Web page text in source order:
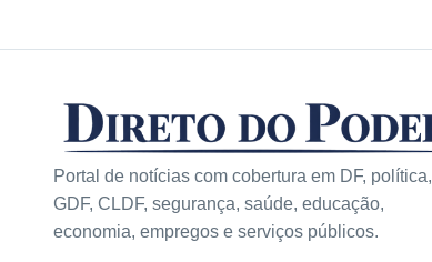
Portal de notícias com cobertura em DF, política,
GDF, CLDF, segurança, saúde, educação,
economia, empregos e serviços públicos.